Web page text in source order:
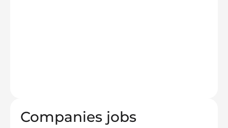
Companies jobs